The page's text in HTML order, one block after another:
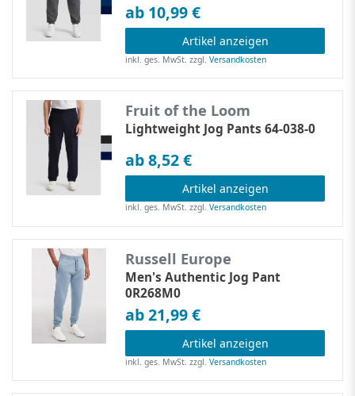
ab 10,99 €
Artikel anzeigen
inkl. ges. MwSt. zzgl.Versandkosten
Fruit of the Loom
Lightweight Jog Pants 64-038-0
ab 8,52 €
Artikel anzeigen
inkl. ges. MwSt. zzgl.Versandkosten
Russell Europe
Men's Authentic Jog Pant
0R268M0
ab 21,99 €
Artikel anzeigen
inkl. ges. MwSt. zzgl.Versandkosten